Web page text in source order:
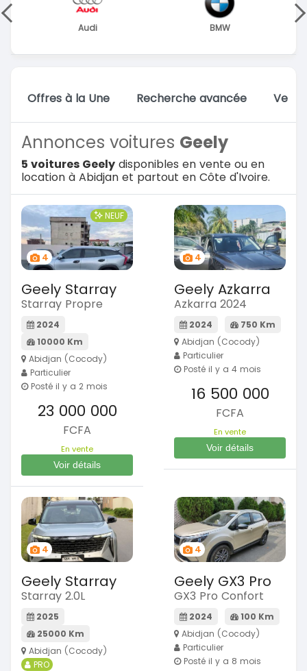
Audi BMW
Offres à la Une Recherche avancée Vente
Annonces voitures Geely
5 voitures Geely disponibles en vente ou en
location à Abidjan et partout en Côte d'Ivoire.
4
NEUF
Geely Starray
Starray Propre
2024
10000 Km
Abidjan (Cocody)
Particulier
Posté il y a 2 mois
23 000 000
FCFA
En vente
Voir détails
4
Geely Azkarra
Azkarra 2024
2024
750 Km
Abidjan (Cocody)
Particulier
Posté il y a 4 mois
16 500 000
FCFA
En vente
Voir détails
4
Geely Starray
Starray 2.0L
2025
25000 Km
Abidjan (Cocody)
PRO
4
Geely GX3 Pro
GX3 Pro Confort
2024
100 Km
Abidjan (Cocody)
Particulier
Posté il y a 8 mois